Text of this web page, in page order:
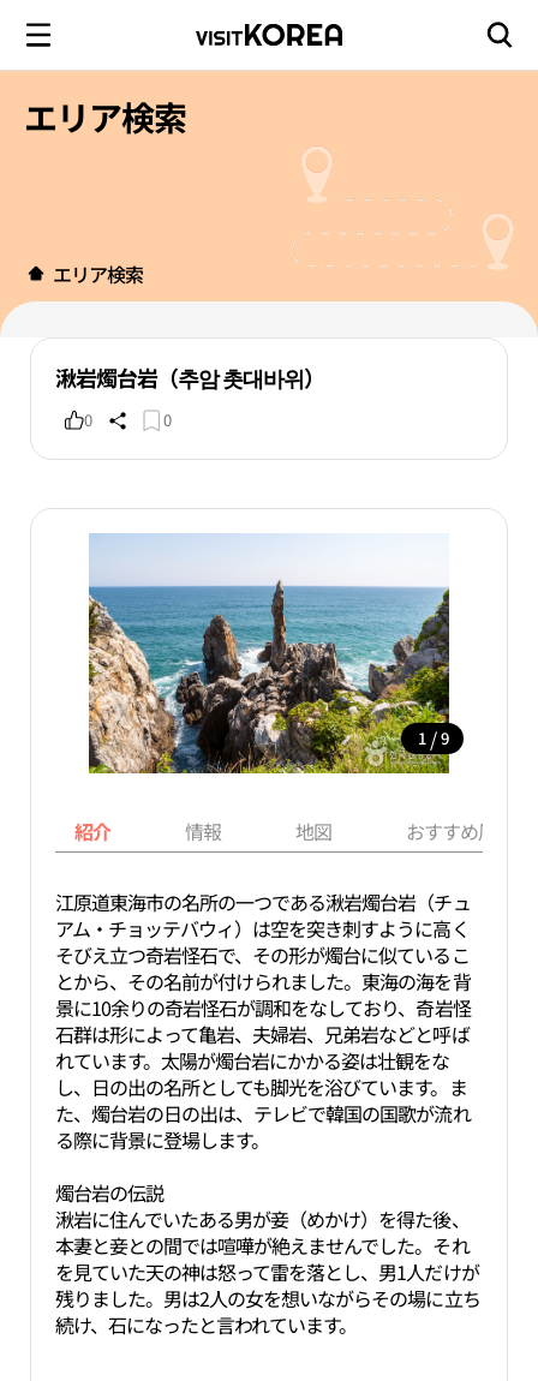
エリア検索
エリア検索
湫岩燭台岩（추암 촛대바위）
0 0
1 / 9
紹介 情報 地図 おすすめ周辺
江原道東海市の名所の一つである湫岩燭台岩（チュ
アム・チョッテバウィ）は空を突き刺すように高く
そびえ立つ奇岩怪石で、その形が燭台に似ているこ
とから、その名前が付けられました。東海の海を背
景に10余りの奇岩怪石が調和をなしており、奇岩怪
石群は形によって亀岩、夫婦岩、兄弟岩などと呼ば
れています。太陽が燭台岩にかかる姿は壮観をな
し、日の出の名所としても脚光を浴びています。ま
た、燭台岩の日の出は、テレビで韓国の国歌が流れ
る際に背景に登場します。
燭台岩の伝説
湫岩に住んでいたある男が妾（めかけ）を得た後、
本妻と妾との間では喧嘩が絶えませんでした。それ
を見ていた天の神は怒って雷を落とし、男1人だけが
残りました。男は2人の女を想いながらその場に立ち
続け、石になったと言われています。